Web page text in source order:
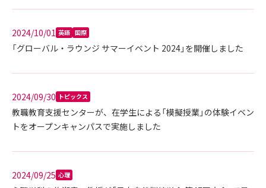
2024/10/01 英語 国際
「グローバル・ラウンジ サマーイベント 2024」を開催しました
2024/09/30 トピックス
教職教育支援センターが、在学生による「模擬授業」の体験イベン
トをオープンキャンパスで実施しました
2024/09/25 心理